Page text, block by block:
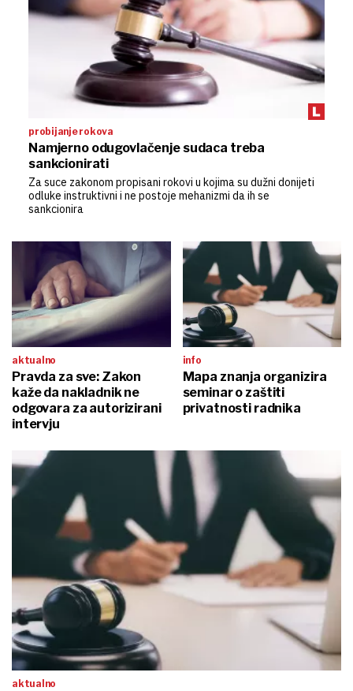
probijanje rokova
Namjerno odugovlačenje sudaca treba
sankcionirati
Za suce zakonom propisani rokovi u kojima su dužni donijeti
odluke instruktivni i ne postoje mehanizmi da ih se
sankcionira
aktualno
Pravda za sve: Zakon
kaže da nakladnik ne
odgovara za autorizirani
intervju
info
Mapa znanja organizira
seminar o zaštiti
privatnosti radnika
aktualno